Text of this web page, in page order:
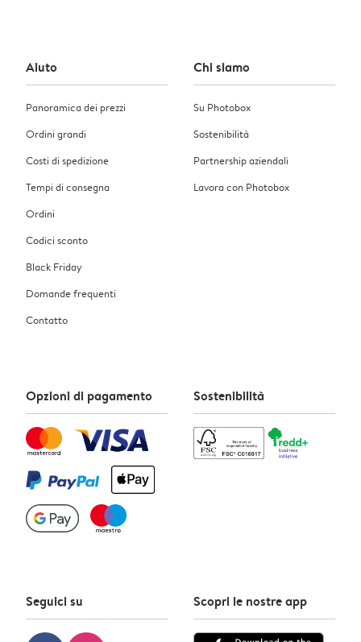
Aiuto
Panoramica dei prezzi
Ordini grandi
Costi di spedizione
Tempi di consegna
Ordini
Codici sconto
Black Friday
Domande frequenti
Contatto
Chi siamo
Su Photobox
Sostenibilità
Partnership aziendali
Lavora con Photobox
Opzioni di pagamento Sostenibilità
Seguici su Scopri le nostre app